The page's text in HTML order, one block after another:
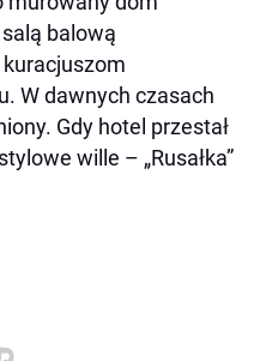
balową
W dawnych czasach
Gdy hotel przestał
wille – „Rusałka”